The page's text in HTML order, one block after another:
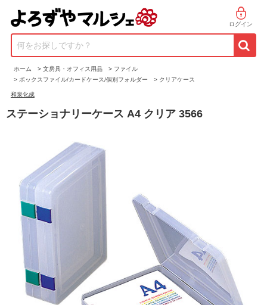
ログイン
何をお探しですか？
ホーム > 文房具・オフィス用品 > ファイル
> ボックスファイル/カードケース/個別フォルダー > クリアケース
和泉化成
ステーショナリーケース A4 クリア 3566